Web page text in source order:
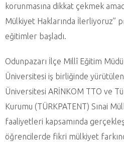
korunmasına dikkat çekmek
Mülkiyet Haklarında İlerliyoruz”
eğitimler başladı.
Odunpazarı İlçe Millî Eğitim
Üniversitesi iş birliğinde
Üniversitesi ARİNKOM TTO ve
Kurumu (TÜRKPATENT) Sınai
faaliyetleri kapsamında
öğrencilerde fikri mülkiyet